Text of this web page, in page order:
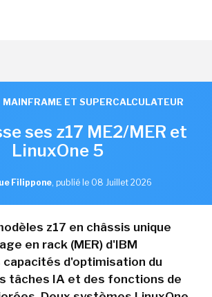
MAINFRAME ET SUPERCALCULATEUR
ses z17 ME2/MER et
LinuxOne 5
Filippone, publié le 08 Juillet 2026
z17 en châssis unique
en rack (MER) d'IBM
d'optimisation du
tâches IA et des fonctions de